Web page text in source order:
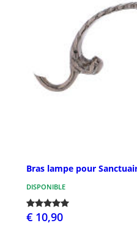
Bras lampe pour
DISPONIBLE
€ 10,90